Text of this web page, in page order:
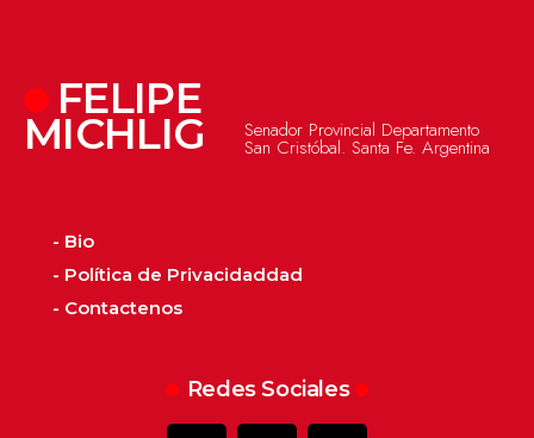
FELIPE
MICHLIG Senador Provincial Departamento
San Cristóbal. Santa Fe. Argentina
- Bio
- Política de Privacidaddad
- Contactenos
Redes Sociales